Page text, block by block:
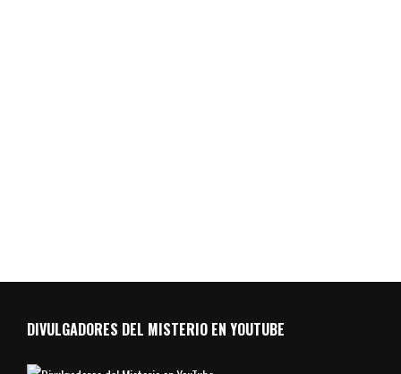
DIVULGADORES DEL MISTERIO EN YOUTUBE